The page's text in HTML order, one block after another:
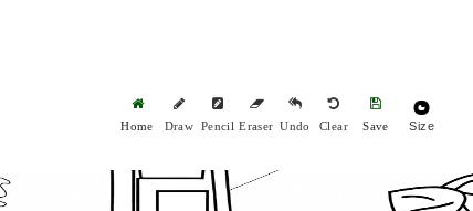
Home Draw Pencil Eraser Undo Clear Save Size